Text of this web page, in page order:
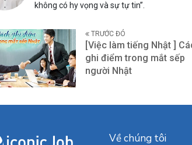
không có hy vọng và sự tự tin”.
TRƯỚC ĐÓ
[Việc làm tiếng Nhật ]
ghi điểm trong mắt sếp
người Nhật
Về chúng tôi